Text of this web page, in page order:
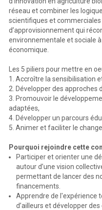
réseau et combiner les
scientifiques et
d’approvisionnement qui
environnementale et sociale
économique.
Les 5 piliers pour mettre en
1. Accroître la sensibilisation
2. Développer des
3. Promouvoir le
adaptées,
4. Développer un parcours
5. Animer et faciliter le
Pourquoi rejoindre cette
Participer et orienter une
autour d’une vision
permettant de lancer des
financements.
Apprendre de l'expérience
d’ailleurs et développer